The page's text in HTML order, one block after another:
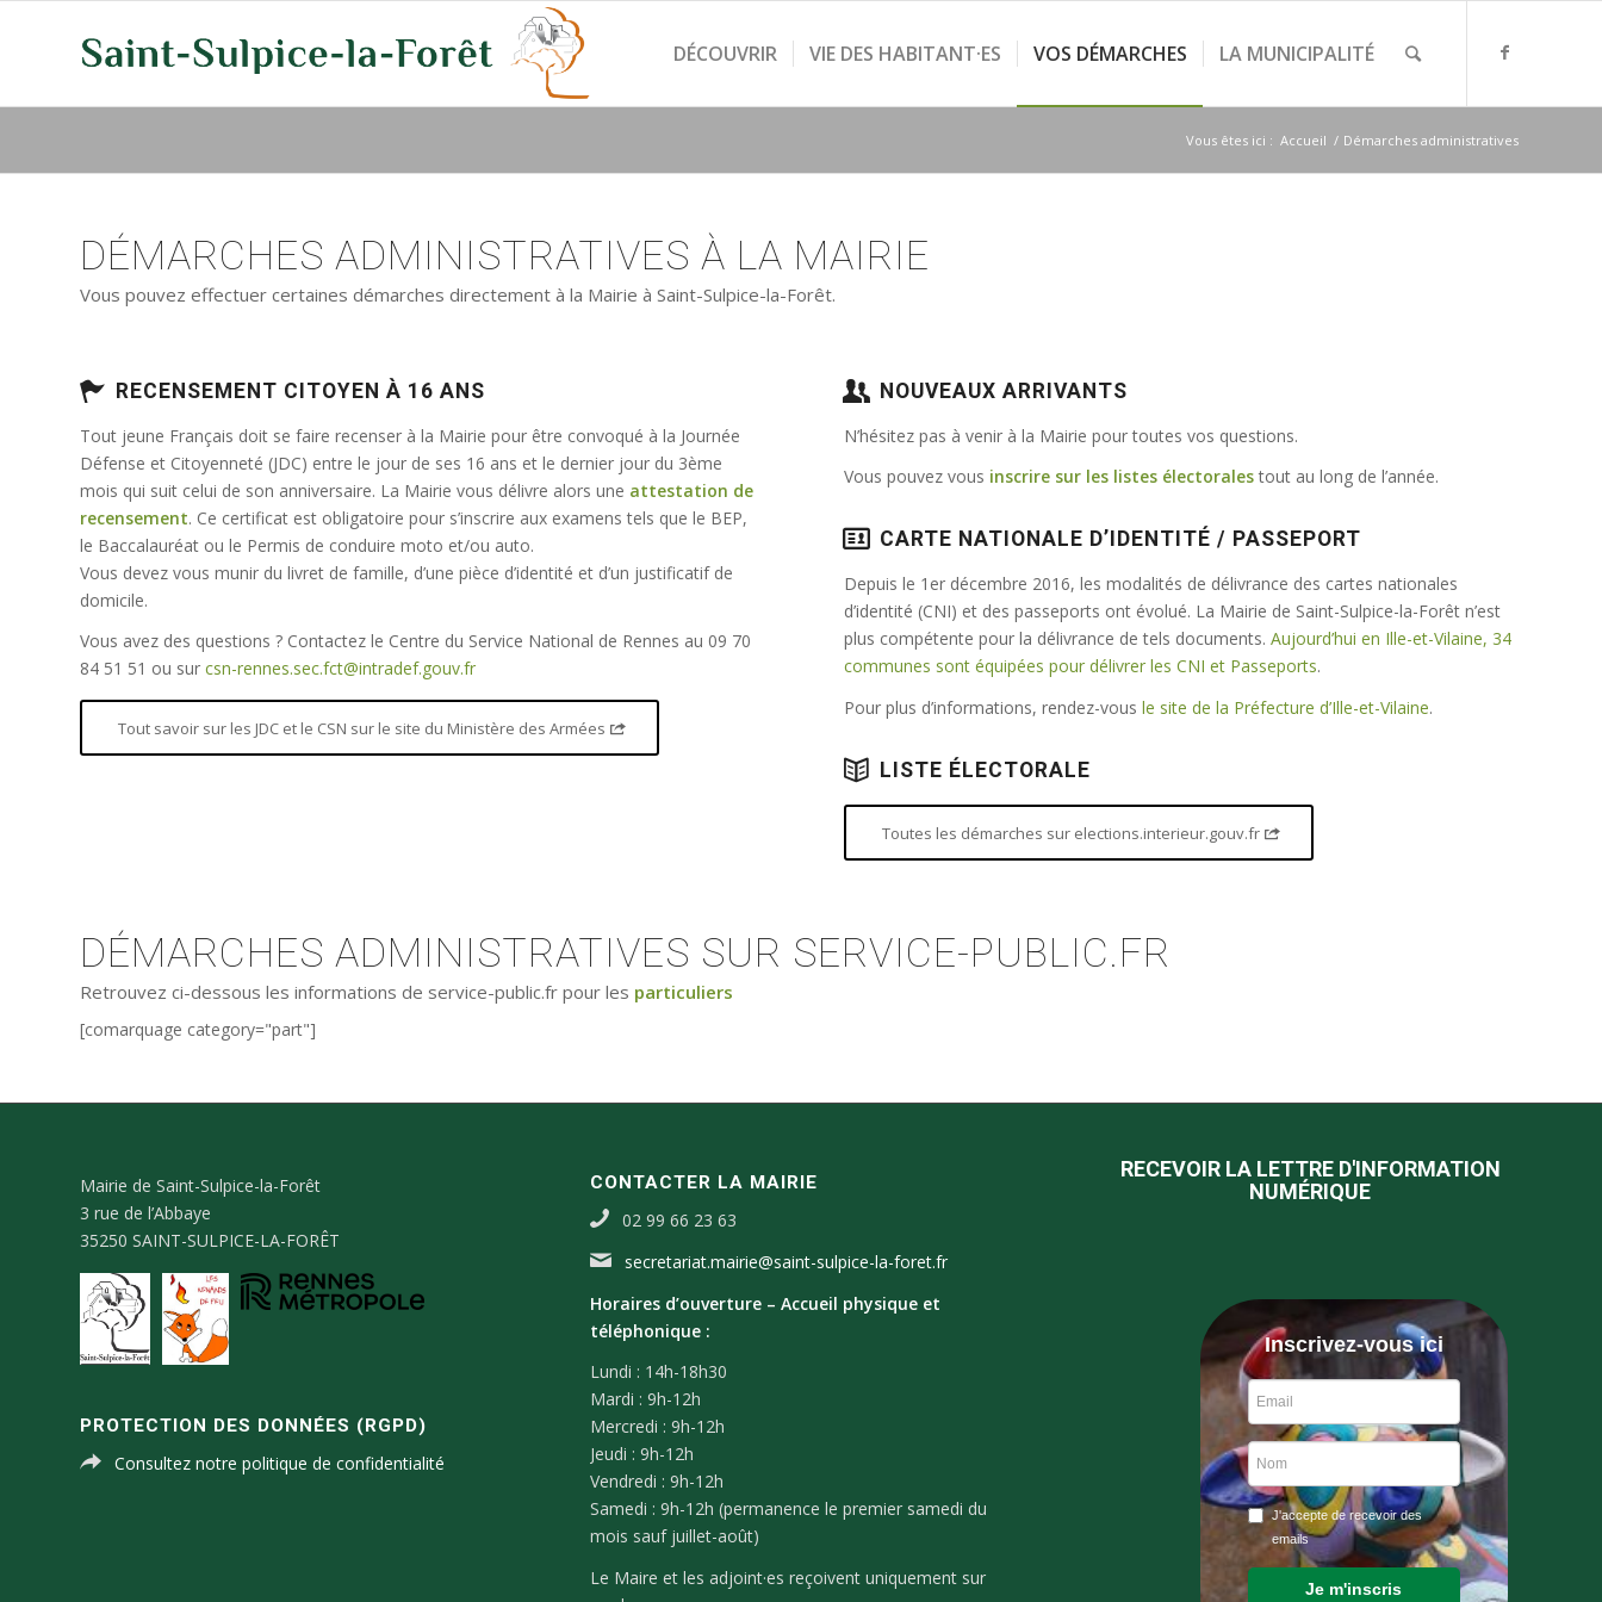
DÉCOUVRIR VIE DES HABITANT·ES VOS DÉMARCHES LA MUNICIPALITÉ
Vous êtes ici : Accueil / Démarches administratives
DÉMARCHES ADMINISTRATIVES À LA MAIRIE
Vous pouvez effectuer certaines démarches directement à la Mairie à Saint-Sulpice-la-Forêt.
RECENSEMENT CITOYEN À 16 ANS
Tout jeune Français doit se faire recenser à la Mairie pour être convoqué à la Journée
Défense et Citoyenneté (JDC) entre le jour de ses 16 ans et le dernier jour du 3ème
mois qui suit celui de son anniversaire. La Mairie vous délivre alors une attestation de
recensement. Ce certificat est obligatoire pour s’inscrire aux examens tels que le BEP,
le Baccalauréat ou le Permis de conduire moto et/ou auto.
Vous devez vous munir du livret de famille, d’une pièce d’identité et d’un justificatif de
domicile.
Vous avez des questions ? Contactez le Centre du Service National de Rennes au 09 70
84 51 51 ou sur csn-rennes.sec.fct@intradef.gouv.fr
Tout savoir sur les JDC et le CSN sur le site du Ministère des Armées
NOUVEAUX ARRIVANTS
N’hésitez pas à venir à la Mairie pour toutes vos questions.
Vous pouvez vous inscrire sur les listes électoralestout au long de l’année.
CARTE NATIONALE D’IDENTITÉ / PASSEPORT
Depuis le 1er décembre 2016, les modalités de délivrance des cartes nationales
d’identité (CNI) et des passeports ont évolué. La Mairie de Saint-Sulpice-la-Forêt n’est
plus compétente pour la délivrance de tels documents.Aujourd’hui en Ille-et-Vilaine, 34
communes sont équipées pour délivrer les CNI et Passeports.
Pour plus d’informations, rendez-vousle site de la Préfecture d’Ille-et-Vilaine.
LISTE ÉLECTORALE
Toutes les démarches sur elections.interieur.gouv.fr
DÉMARCHES ADMINISTRATIVES SUR SERVICE-PUBLIC.FR
Retrouvez ci-dessous les informations de service-public.fr pour les particuliers
[comarquage category="part"]
Mairie de Saint-Sulpice-la-Forêt
3 rue de l’Abbaye
35250 SAINT-SULPICE-LA-FORÊT
PROTECTION DES DONNÉES (RGPD)
Consultez notre politique de confidentialité
CONTACTER LA MAIRIE
02 99 66 23 63
secretariat.mairie@saint-sulpice-la-foret.fr
Horaires d’ouverture – Accueil physique et
téléphonique :
Lundi : 14h-18h30
Mardi : 9h-12h
Mercredi : 9h-12h
Jeudi : 9h-12h
Vendredi : 9h-12h
Samedi : 9h-12h (permanence le premier samedi du
mois sauf juillet-août)
Le Maire et les adjoint·es reçoivent uniquement sur
RECEVOIR LA LETTRE D'INFORMATION
NUMÉRIQUE
Inscrivez-vous ici
J'accepte de recevoir des
emails
Je m'inscris